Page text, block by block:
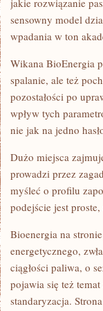
jakie rozwiązanie
sensowny model
wpadania w ton
Wikana BioEnergia
spalanie, ale też
pozostałości po
wpływ tych
nie jak na jedno
Dużo miejsca
prowadzi przez
myśleć o profilu
podejście jest
Bioenergia na
energetycznego,
ciągłości paliwa, o
pojawia się też
standaryzacja.